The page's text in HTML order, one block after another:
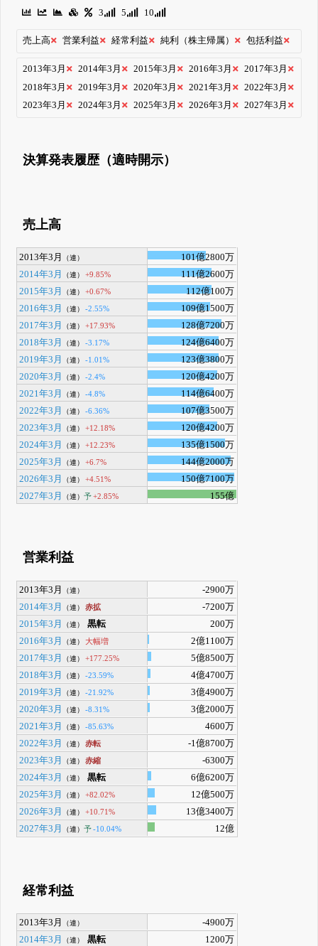
3 5 10
売上高 営業利益 経常利益 純利（株主帰属） 包括利益
2013年3月 2014年3月 2015年3月 2016年3月
2017年3月
2018年3月
2019年3月 2020年3月 2021年3月
2022年3月
2023年3月
2024年3月 2025年3月 2026年3月 2027年3月
決算発表履歴（適時開示）
売上高
2013年3月 （連）
101億2800万
2014年3月
（連） +9.85%
111億2600万
2015年3月
（連） +0.67%
112億100万
2016年3月
（連） -2.55%
109億1500万
2017年3月
（連） +17.93%
128億7200万
2018年3月
（連） -3.17%
124億6400万
2019年3月
（連） -1.01%
123億3800万
2020年3月
（連） -2.4%
120億4200万
2021年3月
（連） -4.8%
114億6400万
2022年3月
（連） -6.36%
107億3500万
2023年3月
（連） +12.18%
120億4200万
2024年3月
（連） +12.23%
135億1500万
2025年3月
（連） +6.7%
144億2000万
2026年3月
（連） +4.51%
150億7100万
2027年3月
（連）予+2.85% 155億
営業利益
2013年3月 （連）
-2900万
2014年3月
（連） 赤拡
-7200万
2015年3月
（連） 黒転
200万
2016年3月
（連） 大幅増
2億1100万
2017年3月
（連） +177.25%
5億8500万
2018年3月
（連） -23.59%
4億4700万
2019年3月
（連） -21.92%
3億4900万
2020年3月
（連） -8.31%
3億2000万
2021年3月
（連） -85.63%
4600万
2022年3月
（連） 赤転
-1億8700万
2023年3月
（連） 赤縮
-6300万
2024年3月
（連） 黒転
6億6200万
2025年3月
（連） +82.02%
12億500万
2026年3月
（連） +10.71%
13億3400万
2027年3月
（連）予-10.04% 12億
経常利益
2013年3月 （連）
-4900万
2014年3月
（連） 黒転
1200万